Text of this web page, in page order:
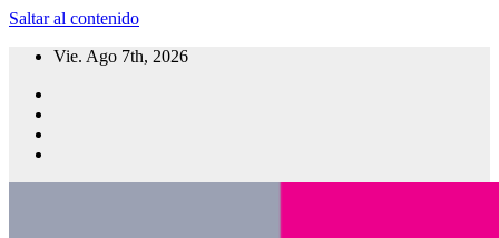
Saltar al contenido
Vie. Ago 7th, 2026